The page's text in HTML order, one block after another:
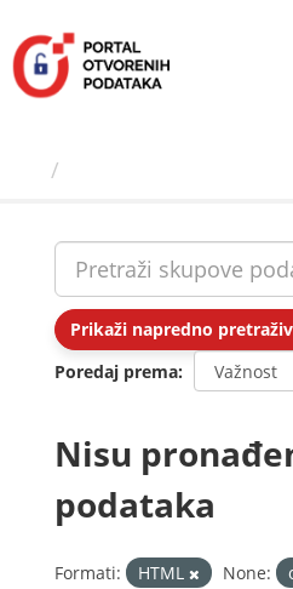
sadržaj
Prikaži napredno
Poredaj prema
Nisu
podataka
Formati: HTML None: